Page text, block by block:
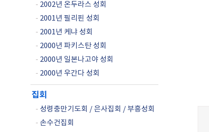
- 2002년 온두라스 성회
- 2001년 필리핀 성회
- 2001년 케냐 성회
- 2000년 파키스탄 성회
- 2000년 일본나고야 성회
- 2000년 우간다 성회
집회
- 성령충만기도회 / 은사집회 / 부흥성회
- 손수건집회